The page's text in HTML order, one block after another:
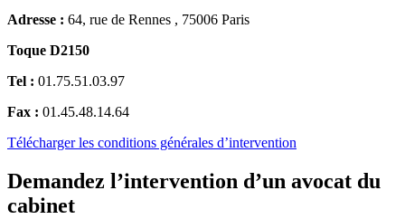
Adresse : 64, rue de Rennes , 75006 Paris
Toque D2150
Tel : 01.75.51.03.97
Fax : 01.45.48.14.64
Télécharger les conditions générales d’intervention
Demandez l’intervention d’un avocat du
cabinet